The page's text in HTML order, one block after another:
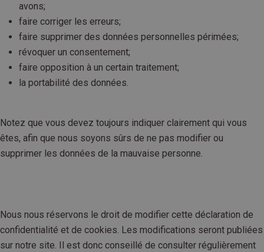
avons;
faire corriger les erreurs;
faire supprimer des données personnelles périmées;
révoquer un consentement;
faire opposition à un certain traitement;
la portabilité des données.
Notez que vous devez toujours indiquer clairement qui vous
êtes, afin que nous soyons sûrs de ne pas modifier ou
supprimer les données de la mauvaise personne.
Nous nous réservons le droit de modifier cette déclaration de
confidentialité et de cookies. Les modifications seront publiées
sur notre site. Il est donc conseillé de consulter régulièrement